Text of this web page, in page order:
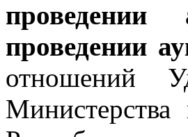
проведении
отношений